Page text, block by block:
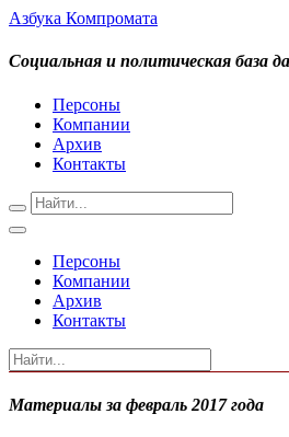
Азбука Компромата
Социальная и политическая база
Персоны
Компании
Архив
Контакты
Персоны
Компании
Архив
Контакты
Материалы за февраль 2017 года